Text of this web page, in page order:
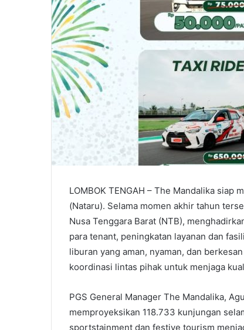
LOMBOK TENGAH – The Mandalika
(Nataru). Selama momen akhir tahun
Nusa Tenggara Barat (NTB),
para tenant, peningkatan layanan dan
liburan yang aman, nyaman, dan
koordinasi lintas pihak untuk menjaga
PGS General Manager The Mandalika,
memproyeksikan 118.733 kunjungan
sportstainment dan festive tourism